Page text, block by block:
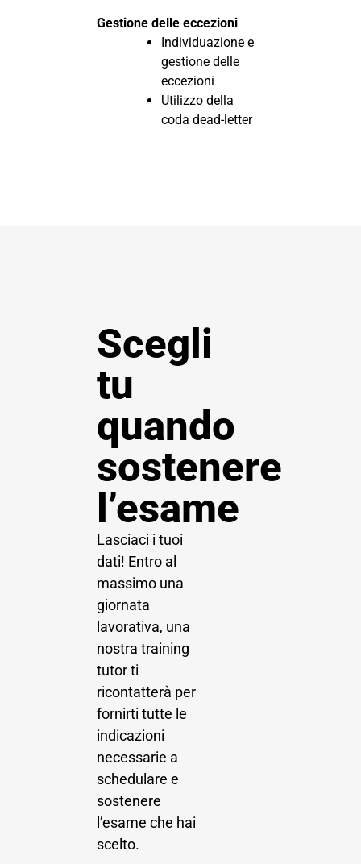
Gestione delle eccezioni
Individuazione e
gestione delle
eccezioni
Utilizzo della
coda dead-letter
Scegli
tu
quando
sostenere
l’esame
Lasciaci i tuoi
dati! Entro al
massimo una
giornata
lavorativa, una
nostra training
tutor ti
ricontatterà per
fornirti tutte le
indicazioni
necessarie a
schedulare e
sostenere
l’esame che hai
scelto.